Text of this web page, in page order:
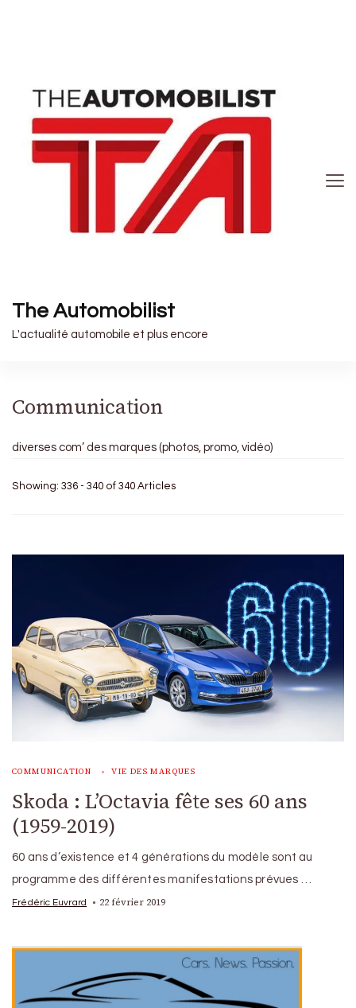
The Automobilist
L'actualité automobile et plus encore
Communication
diverses com’ des marques (photos, promo, vidéo)
Showing: 336 - 340 of 340 Articles
COMMUNICATION VIE DES MARQUES
Skoda : L’Octavia fête ses 60 ans
(1959-2019)
60 ans d’existence et 4 générations du modèle sont au
programme des différentes manifestations prévues …
Frédéric Euvrard 22 février 2019